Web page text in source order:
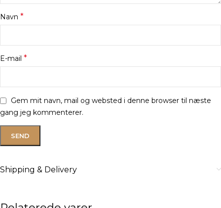
Navn *
E-mail *
Gem mit navn, mail og websted i denne browser til næste
gang jeg kommenterer.
Shipping & Delivery